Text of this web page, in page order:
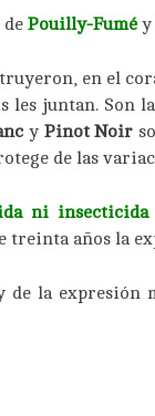
Pouilly-Fuméy
en el
juntan. Son
yPinot Noir
de las
ni insecticida
años la
de la expresión